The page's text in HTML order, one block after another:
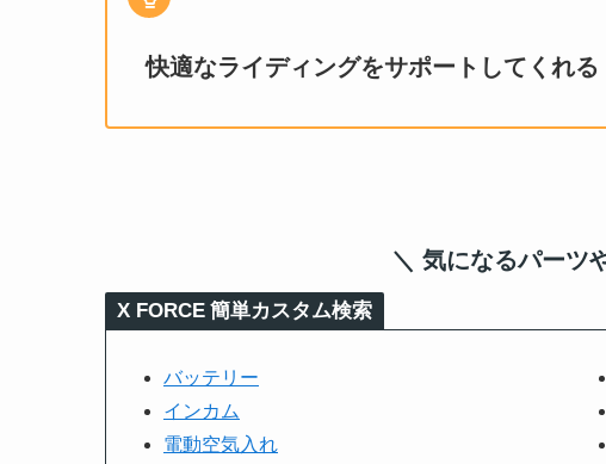
快適なライディングをサポートしてくれる
＼ 気になるパーツ
X FORCE 簡単カスタム検索
バッテリー
インカム
電動空気入れ